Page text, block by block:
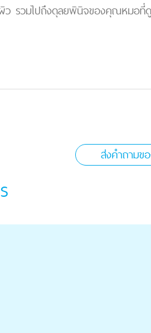
รวมไปถึงดุลยพินิจของคุณหมอที่
ส่งคำถาม